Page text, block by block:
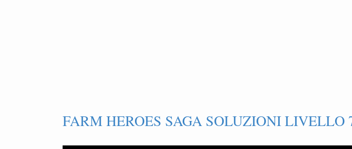
FARM HEROES SAGA SOLUZIONI LIVELLO